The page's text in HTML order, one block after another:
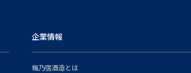
企業情報
梅乃宿酒造とは